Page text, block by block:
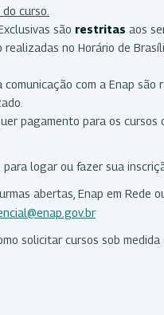
curso.
são restritas aos
no Horário de
com a Enap
pagamento para os cursos
logar ou fazer sua
abertas, Enap em Rede
solicitar cursos sob